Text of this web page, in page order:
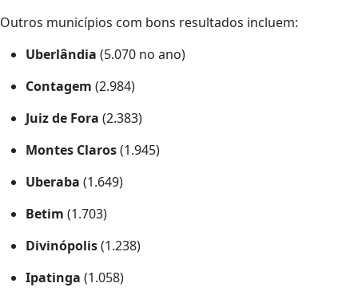
Outros municípios com bons resultados incluem:
Uberlândia (5.070 no ano)
Contagem (2.984)
Juiz de Fora (2.383)
Montes Claros(1.945)
Uberaba (1.649)
Betim (1.703)
Divinópolis(1.238)
Ipatinga (1.058)